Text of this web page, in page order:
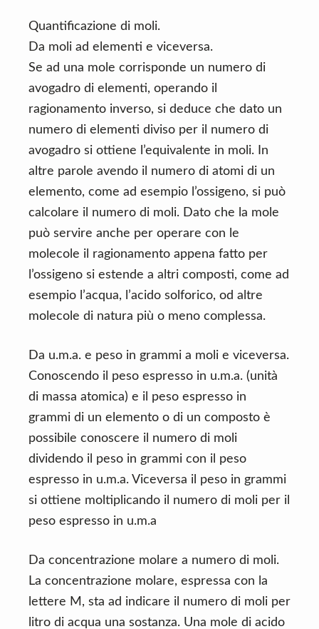
Quantificazione di moli.
Da moli ad elementi e viceversa.
Se ad una mole corrisponde un numero di
avogadro di elementi, operando il
ragionamento inverso, si deduce che dato un
numero di elementi diviso per il numero di
avogadro si ottiene l’equivalente in moli. In
altre parole avendo il numero di atomi di un
elemento, come ad esempio l’ossigeno, si può
calcolare il numero di moli. Dato che la mole
può servire anche per operare con le
molecole il ragionamento appena fatto per
l’ossigeno si estende a altri composti, come ad
esempio l’acqua, l’acido solforico, od altre
molecole di natura più o meno complessa.
Da u.m.a. e peso in grammi a moli e viceversa.
Conoscendo il peso espresso in u.m.a. (unità
di massa atomica) e il peso espresso in
grammi di un elemento o di un composto è
possibile conoscere il numero di moli
dividendo il peso in grammi con il peso
espresso in u.m.a. Viceversa il peso in grammi
si ottiene moltiplicando il numero di moli per il
peso espresso in u.m.a
Da concentrazione molare a numero di moli.
La concentrazione molare, espressa con la
lettere M, sta ad indicare il numero di moli per
litro di acqua una sostanza. Una mole di acido